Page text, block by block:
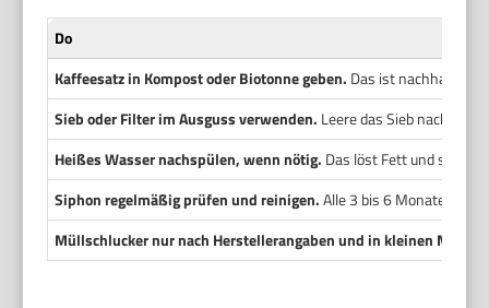
Do
Kaffeesatz in Kompost oder Biotonne geben. Das ist nachhaltig
Sieb oder Filter im Ausguss verwenden. Leere das Sieb nach
Heißes Wasser nachspülen, wenn nötig. Das löst Fett und spült
Siphon regelmäßig prüfen und reinigen.Alle 3 bis 6 Monate
Müllschlucker nur nach Herstellerangaben und in kleinen